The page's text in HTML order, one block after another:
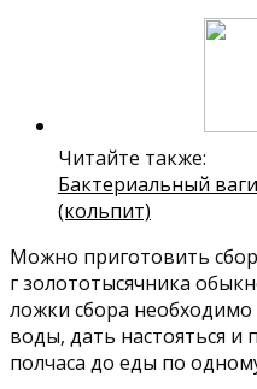
Читайте также:
Бактериальный
(кольпит)
Можно приготовить
г золототысячника
ложки сбора необходимо
воды, дать настояться
полчаса до еды по